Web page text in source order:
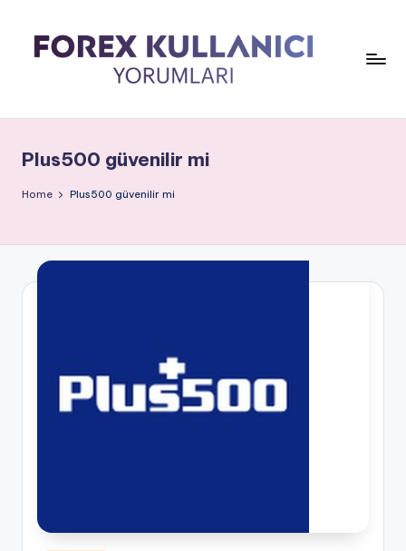
Plus500 güvenilir mi
Home Plus500 güvenilir mi